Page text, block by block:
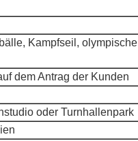
Kampfseil, olympische
dem Antrag der Kunden
oder Turnhallenpark